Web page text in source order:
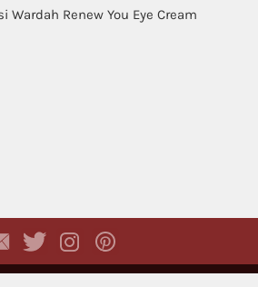
Wardah Renew You Eye Cream